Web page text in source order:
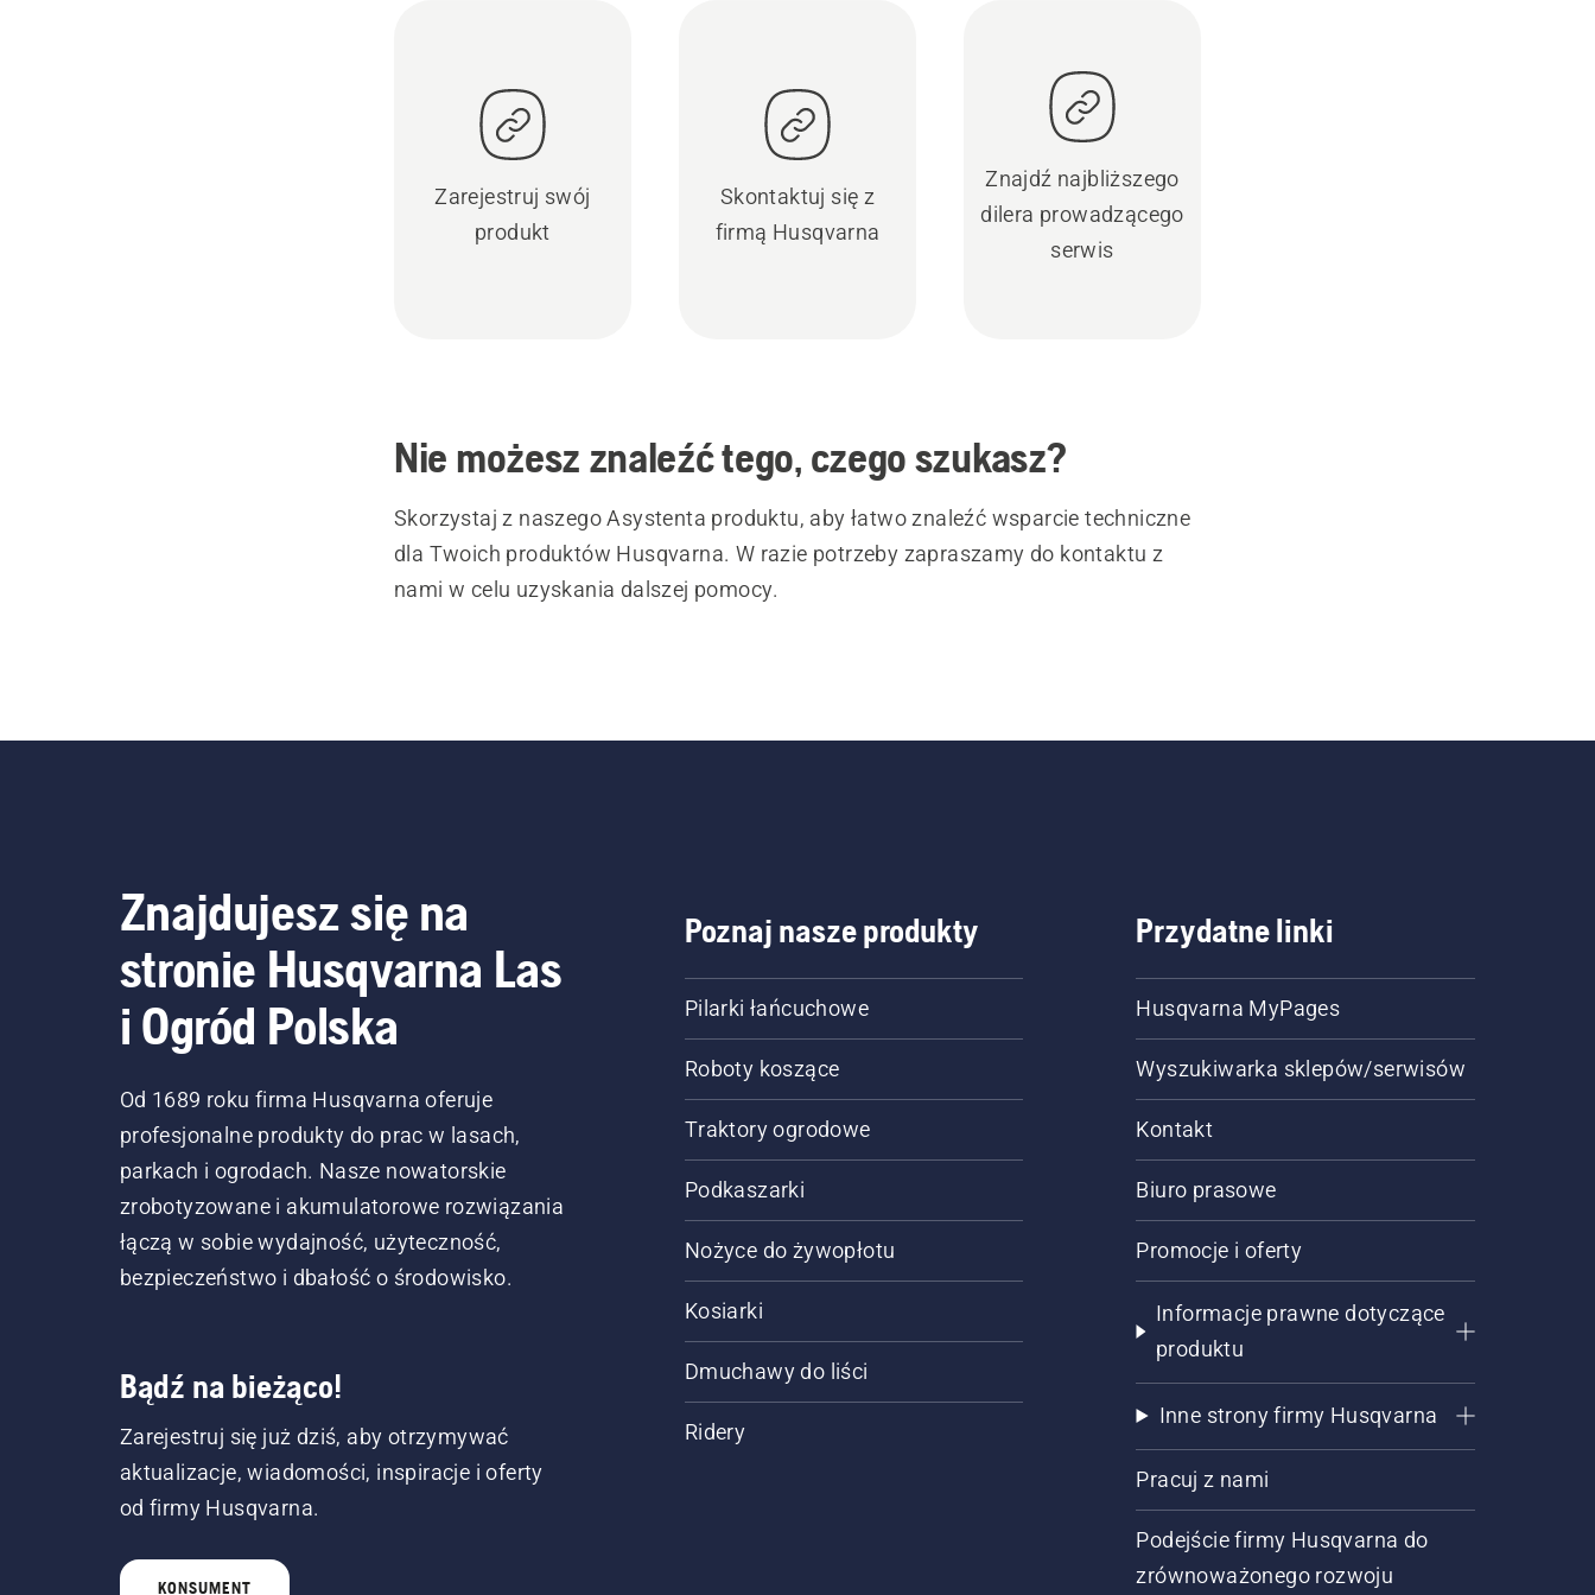
Zarejestruj swój
produkt
Skontaktuj się z
firmą Husqvarna
Znajdź najbliższego
dilera prowadzącego
serwis
Nie możesz znaleźć tego, czego szukasz?
Skorzystaj z naszego Asystenta produktu, aby łatwo znaleźć wsparcie techniczne
dla Twoich produktów Husqvarna. W razie potrzeby zapraszamy do kontaktu z
nami w celu uzyskania dalszej pomocy.
Znajdujesz się na
stronie Husqvarna Las
i Ogród Polska
Od 1689 roku firma Husqvarna oferuje
profesjonalne produkty do prac w lasach,
parkach i ogrodach. Nasze nowatorskie
zrobotyzowane i akumulatorowe rozwiązania
łączą w sobie wydajność, użyteczność,
bezpieczeństwo i dbałość o środowisko.
Bądź na bieżąco!
Zarejestruj się już dziś, aby otrzymywać
aktualizacje, wiadomości, inspiracje i oferty
od firmy Husqvarna.
KONSUMENT
Poznaj nasze produkty
Pilarki łańcuchowe
Roboty koszące
Traktory ogrodowe
Podkaszarki
Nożyce do żywopłotu
Kosiarki
Dmuchawy do liści
Ridery
Przydatne linki
Husqvarna MyPages
Wyszukiwarka sklepów/serwisów
Kontakt
Biuro prasowe
Promocje i oferty
Informacje prawne dotyczące
produktu
Inne strony firmy Husqvarna
Pracuj z nami
Podejście firmy Husqvarna do
zrównoważonego rozwoju